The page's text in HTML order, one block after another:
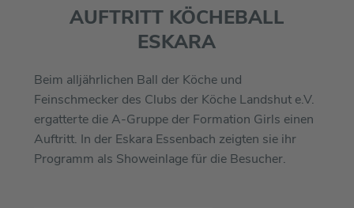
AUFTRITT KÖCHEBALL
ESKARA
Beim alljährlichen Ball der Köche und
Feinschmecker des Clubs der Köche Landshut e.V.
ergatterte die A-Gruppe der Formation Girls einen
Auftritt. In der Eskara Essenbach zeigten sie ihr
Programm als Showeinlage für die Besucher.